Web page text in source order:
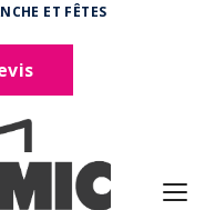
ET FÊTES